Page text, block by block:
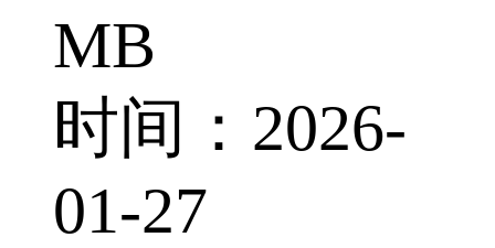
MB
时间：2026-
01-27